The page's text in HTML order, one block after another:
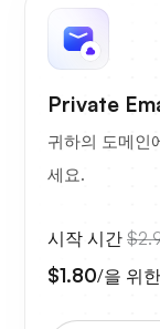
Private
귀하의 도메인
세요.
시작 시간
$1.80/을 위한